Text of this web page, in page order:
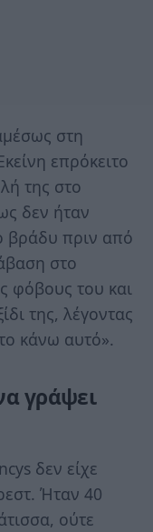
στη
επρόκειτο
της στο
δεν ήταν
βράδυ πριν από
στο
φόβους του και
της, λέγοντας
κάνω αυτό».
γράψει
δεν είχε
Ήταν 40
ούτε